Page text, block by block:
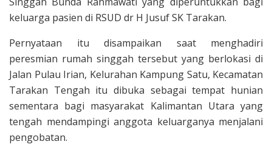
keluarga pasien di RSUD dr H Jusuf SK Tarakan.
Pernyataan itu disampaikan saat menghadiri
peresmian rumah singgah tersebut yang berlokasi di
Jalan Pulau Irian, Kelurahan Kampung Satu, Kecamatan
Tarakan Tengah itu dibuka sebagai tempat hunian
sementara bagi masyarakat Kalimantan Utara yang
tengah mendampingi anggota keluarganya menjalani
pengobatan.